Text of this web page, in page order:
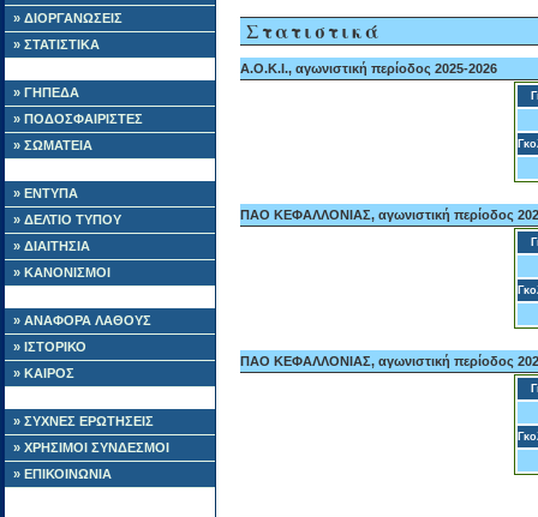
» ΔΙΟΡΓΑΝΩΣΕΙΣ
» ΣΤΑΤΙΣΤΙΚΑ
» ΓΗΠΕΔΑ
» ΠΟΔΟΣΦΑΙΡΙΣΤΕΣ
» ΣΩΜΑΤΕΙΑ
» ΕΝΤΥΠΑ
» ΔΕΛΤΙΟ ΤΥΠΟΥ
» ΔΙΑΙΤΗΣΙΑ
» ΚΑΝΟΝΙΣΜΟΙ
» ΑΝΑΦΟΡΑ ΛΑΘΟΥΣ
» ΙΣΤΟΡΙΚΟ
» ΚΑΙΡΟΣ
» ΣΥΧΝΕΣ ΕΡΩΤΗΣΕΙΣ
» ΧΡΗΣΙΜΟΙ ΣΥΝΔΕΣΜΟΙ
» ΕΠΙΚΟΙΝΩΝΙΑ
Στατιστικά
Α.Ο.Κ.Ι., αγωνιστική περίοδος 2025-2026
ΠΑΟ ΚΕΦΑΛΛΟΝΙΑΣ, αγωνιστική περίοδος
ΠΑΟ ΚΕΦΑΛΛΟΝΙΑΣ, αγωνιστική περίοδος